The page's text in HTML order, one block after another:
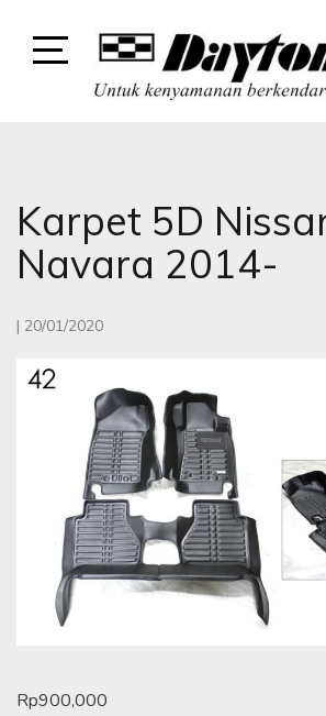
Karpet 5D
Navara 2014-
| 20/01/2020
Rp900,000